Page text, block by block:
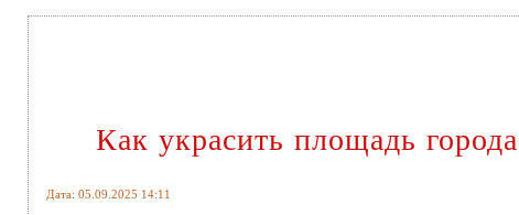
Как украсить площадь
Дата: 05.09.2025 14:11